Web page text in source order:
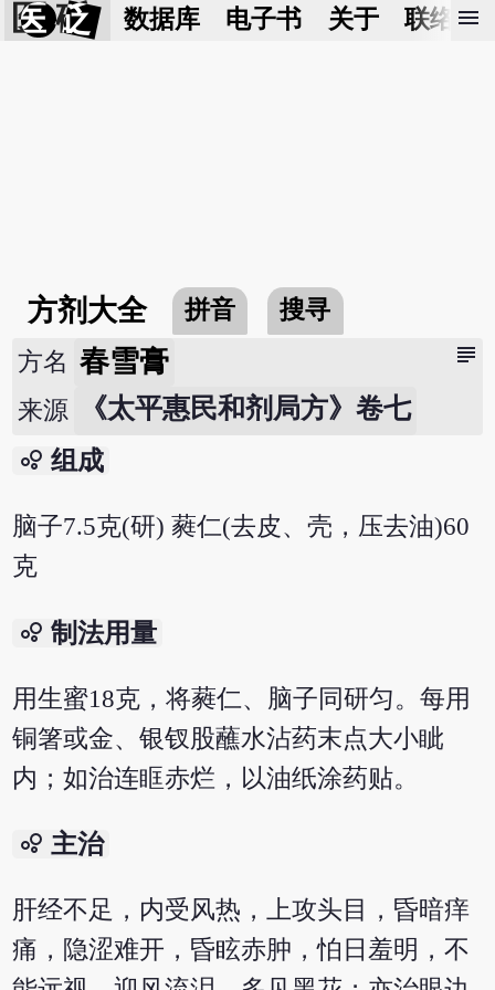
医 砭 数据库 电子书 关于 联络我
menu
方剂大全 拼音 搜寻
subject
方名 春雪膏
来源 《太平惠民和剂局方》卷七
bubble_chart 组成
脑子7.5克(研) 蕤仁(去皮、壳，压去油)60
克
bubble_chart 制法用量
用生蜜18克，将蕤仁、脑子同研匀。每用
铜箸或金、银钗股蘸水沾药末点大小眦
内；如治连眶赤烂，以油纸涂药贴。
bubble_chart 主治
肝经不足，内受风热，上攻头目，昏暗痒
痛，隐涩难开，昏眩赤肿，怕日羞明，不